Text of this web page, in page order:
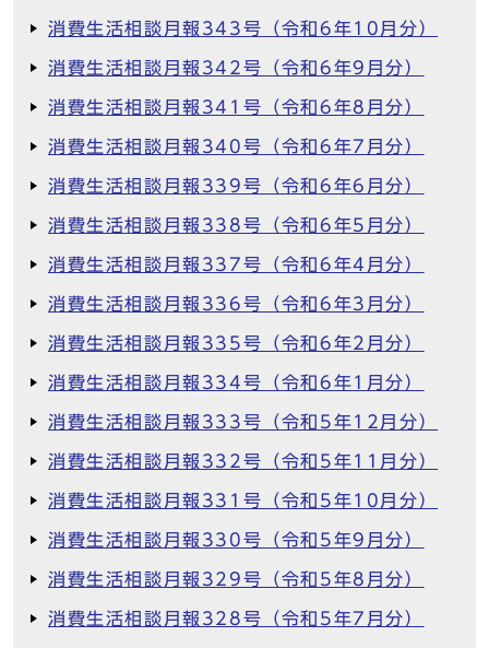
消費生活相談月報343号（令和6年10月分）
消費生活相談月報342号（令和6年9月分）
消費生活相談月報341号（令和6年8月分）
消費生活相談月報340号（令和6年7月分）
消費生活相談月報339号（令和6年6月分）
消費生活相談月報338号（令和6年5月分）
消費生活相談月報337号（令和6年4月分）
消費生活相談月報336号（令和6年3月分）
消費生活相談月報335号（令和6年2月分）
消費生活相談月報334号（令和6年1月分）
消費生活相談月報333号（令和5年12月分）
消費生活相談月報332号（令和5年11月分）
消費生活相談月報331号（令和5年10月分）
消費生活相談月報330号（令和5年9月分）
消費生活相談月報329号（令和5年8月分）
消費生活相談月報328号（令和5年7月分）